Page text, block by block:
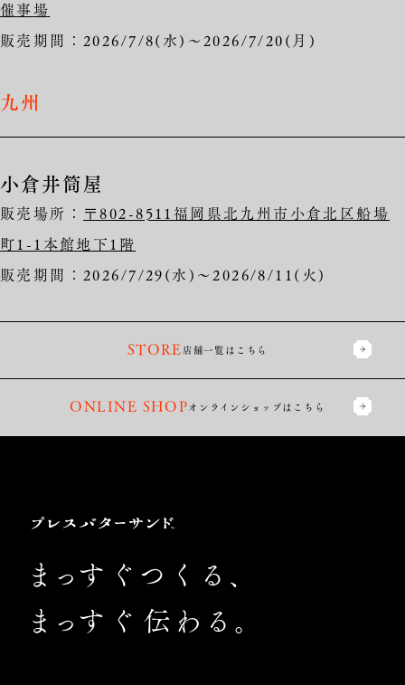
催事場
販売期間：2026/7/8(水)～2026/7/20(月)
九州
小倉井筒屋
販売場所： 〒802-8511福岡県北九州市小倉北区船場
町1-1本館地下1階
販売期間：2026/7/29(水)～2026/8/11(火)
STORE店舗一覧はこちら
ONLINE SHOPオンラインショップは こちら
Press
Butter
Sand
ま っす ぐつくる、
ま っす ぐ 伝わる。